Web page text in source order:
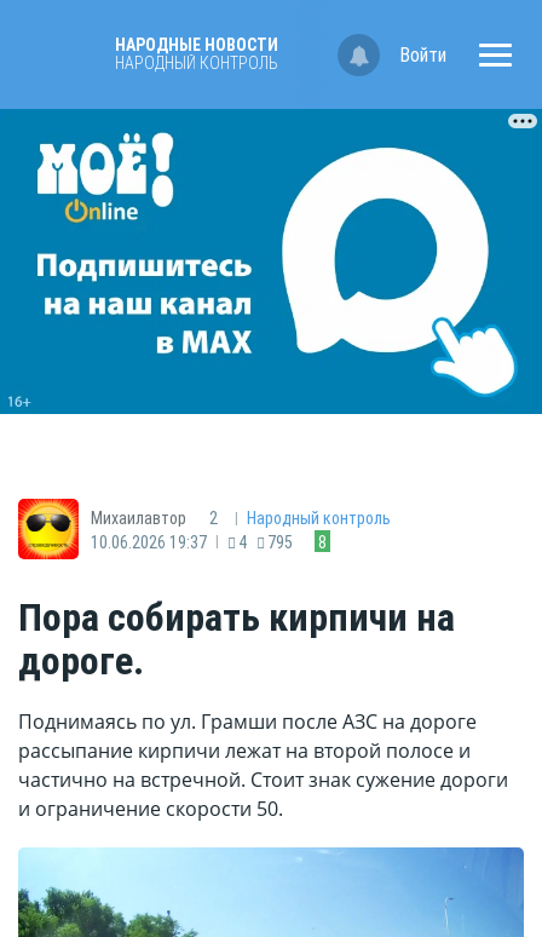
НАРОДНЫЕ НОВОСТИ
НАРОДНЫЙ КОНТРОЛЬ
Войти
Михаилавтор 2 |
Народный контроль
10.06.2026 19:37 | 4 795 8
Пора собирать кирпичи на
дороге.
Поднимаясь по ул. Грамши после АЗС на дороге
рассыпание кирпичи лежат на второй полосе и
частично на встречной. Стоит знак сужение дороги
и ограничение скорости 50.